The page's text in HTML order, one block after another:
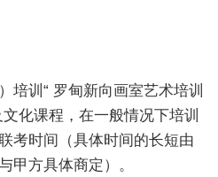
培训“ 罗甸新向画室艺术培训
化课程，在一般情况下培训
考时间（具体时间的长短由
甲方具体商定）。